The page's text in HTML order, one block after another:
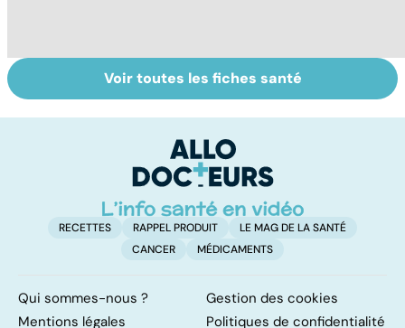
Tout savoir sur le
virus de la grippe
Grippe : quels
symptômes et
Voir toutes les fiches santé
RECETTES RAPPEL PRODUIT
LE MAG DE LA SANTÉ
CANCER
MÉDICAMENTS
Qui sommes-nous ?
Gestion des cookies
Mentions légales
Politiques de confidentialité